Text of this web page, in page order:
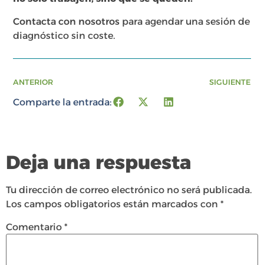
Contacta con nosotros para agendar una sesión de
diagnóstico sin coste.
ANTERIOR SIGUIENTE
Comparte la entrada:
Deja una respuesta
Tu dirección de correo electrónico no será publicada.
Los campos obligatorios están marcados con *
Comentario *